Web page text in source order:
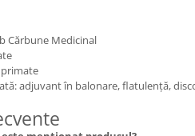
Cărbune Medicinal
adjuvant în balonare, flatulență,